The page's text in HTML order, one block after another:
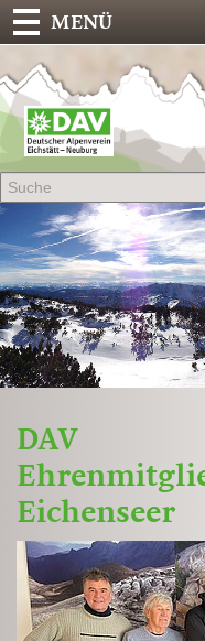
MENÜ
DAV
Eichenseer